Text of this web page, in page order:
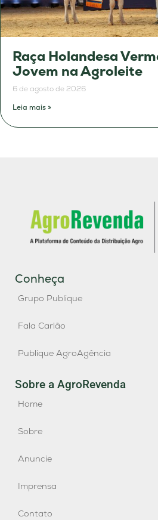
Raça Holandesa
Jovem na Agroleite
6 de agosto de 2026
Leia mais »
Conheça
Grupo Publique
Fala Carlão
Publique AgroAgência
Sobre a AgroRevenda
Home
Sobre
Anuncie
Imprensa
Contato